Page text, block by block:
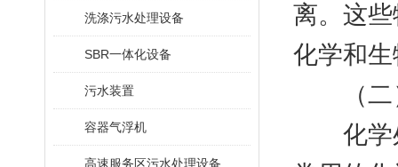
洗涤污水处理设备
SBR一体化设备
污水装置
容器气浮机
高速服务区污水处理设备
离。这
化学和
（二
化学处